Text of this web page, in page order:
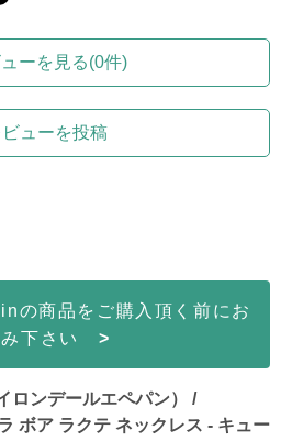
ーを見る(0件)
ビューを投稿
の商品をご購入頂く前にお
み下さい >
ロンデールエペパン） /
ボア ラクテ ネックレス - キュー